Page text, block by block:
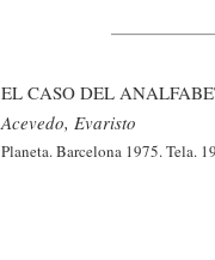
EL CASO DEL
Acevedo, Evaristo
Planeta. Barcelona 1975. Tela.